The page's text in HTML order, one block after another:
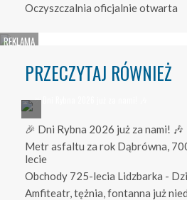
Oczyszczalnia oficjalnie otwarta
PRZECZYTAJ RÓWNIEŻ
🎉 Dni Rybna 2026 już za nami! 🎶
Metr asfaltu za rok Dąbrówna,
lecie
Obchody 725-lecia Lidzbarka -
Amfiteatr, tężnia, fontanna już